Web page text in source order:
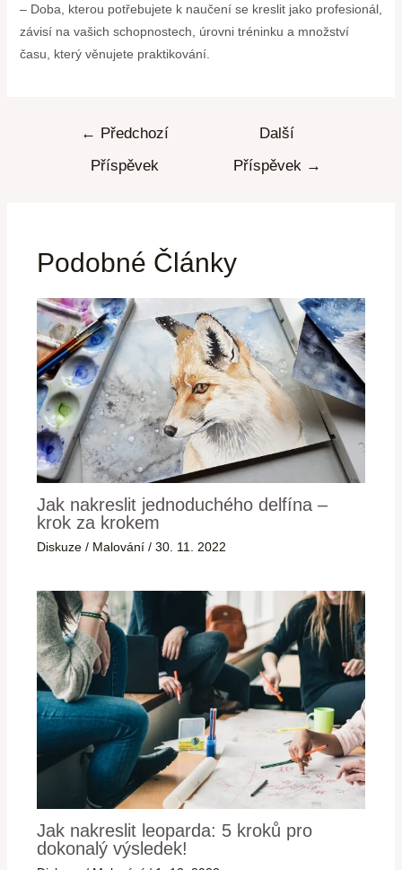
– Doba, kterou potřebujete k naučení se kreslit jako profesionál,
závisí na vašich schopnostech, úrovni tréninku a množství
času, který věnujete praktikování.
← Předchozí
Příspěvek
Další
Příspěvek →
Podobné Články
Jak nakreslit jednoduchého delfína –
krok za krokem
Diskuze / Malování /30. 11. 2022
Jak nakreslit leoparda: 5 kroků pro
dokonalý výsledek!